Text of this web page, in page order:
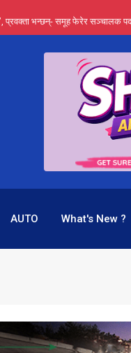
प्रवक्ता भन्छन्- समूह फेरेर सञ्चालक
एउटै पदमा दुई थरि तलब, वर्षमै
२० प्रतिशत लाभांश दिने क्षमता
संस्थापक बनेर निरन्तर, राष्ट्र बैंक
AUTO What's New ?